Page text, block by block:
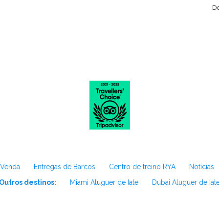
Entregas de Barcos Centro de treino RYA
Notícias
destinos:
Miami Aluguer de Iate Dubai Aluguer de